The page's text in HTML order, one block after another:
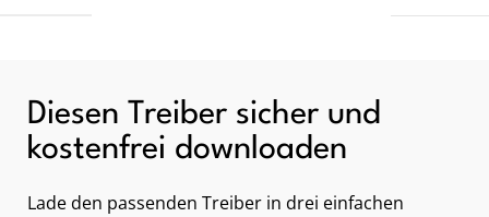
Diesen Treiber sicher und
kostenfrei downloaden
Lade den passenden Treiber in drei einfachen